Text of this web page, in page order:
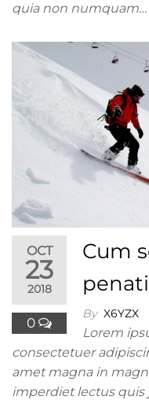
quia non numquam…
OCT
23
2018
0
Cum
By X6YZX
Lorem
consectetuer
amet magna in
imperdiet lectus quis